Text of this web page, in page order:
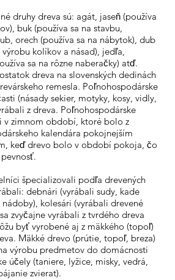
druhy dreva sú: agát, jaseň (používa
buk (používa sa na stavbu,
orech (používa sa na nábytok), dub
výrobu kolíkov a násad), jedľa,
sa na rôzne naberačky) atď.
dreva na slovenských dedinách
remesla. Poľnohospodárske
(násady sekier, motyky, kosy, vidly,
z dreva. Poľnohospodárske
v zimnom období, ktoré bolo z
kalendára pokojnejším
keď drevo bolo v období pokoja, čo
špecializovali podľa drevených
debnári (vyrábali sudy, kade
kolesári (vyrábali drevené
zvyčajne vyrábali z tvrdého dreva
byť vyrobené aj z mäkkého (topoľ)
Mäkké drevo (prútie, topoľ, breza)
výrobu predmetov do domácnosti
účely (taniere, lyžice, misky, vedrá,
zvierat).